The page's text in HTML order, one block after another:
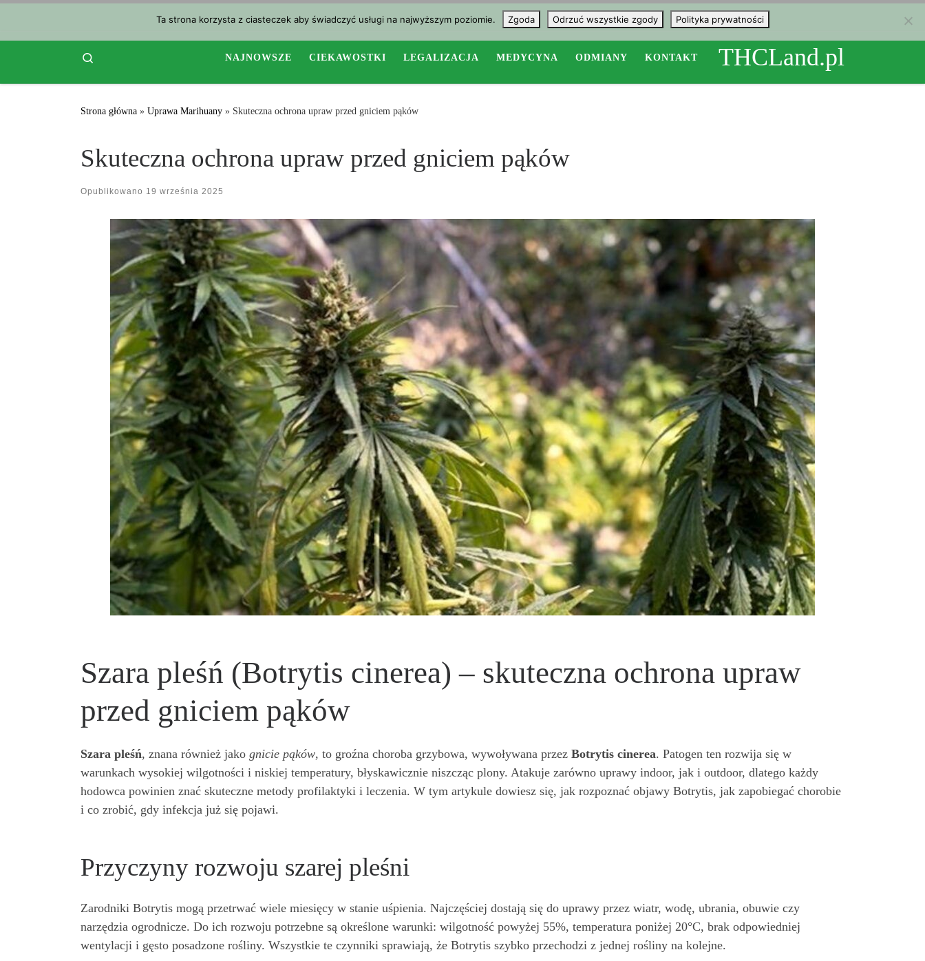
THCLand.pl
NAJNOWSZE CIEKAWOSTKI LEGALIZACJA MEDYCYNA ODMIANY KONTAKT
Strona główna » Uprawa Marihuany » Skuteczna ochrona upraw przed gniciem pąków
Skuteczna ochrona upraw przed gniciem pąków
Opublikowano 19 września 2025
Szara pleśń (Botrytis cinerea) – skuteczna ochrona upraw
przed gniciem pąków
Szara pleśń, znana również jako gnicie pąków, to groźna choroba grzybowa, wywoływana przez Botrytis cinerea. Patogen ten rozwija się w
warunkach wysokiej wilgotności i niskiej temperatury, błyskawicznie niszcząc plony. Atakuje zarówno uprawy indoor, jak i outdoor, dlatego każdy
hodowca powinien znać skuteczne metody profilaktyki i leczenia. W tym artykule dowiesz się, jak rozpoznać objawy Botrytis, jak zapobiegać chorobie
i co zrobić, gdy infekcja już się pojawi.
Przyczyny rozwoju szarej pleśni
Zarodniki Botrytis mogą przetrwać wiele miesięcy w stanie uśpienia. Najczęściej dostają się do uprawy przez wiatr, wodę, ubrania, obuwie czy
narzędzia ogrodnicze. Do ich rozwoju potrzebne są określone warunki: wilgotność powyżej 55%, temperatura poniżej 20°C, brak odpowiedniej
wentylacji i gęsto posadzone rośliny. Wszystkie te czynniki sprawiają, że Botrytis szybko przechodzi z jednej rośliny na kolejne.
Ta strona korzysta z ciasteczek aby świadczyć usługi na najwyższym poziomie. Zgoda Odrzuć wszystkie zgody Polityka prywatności